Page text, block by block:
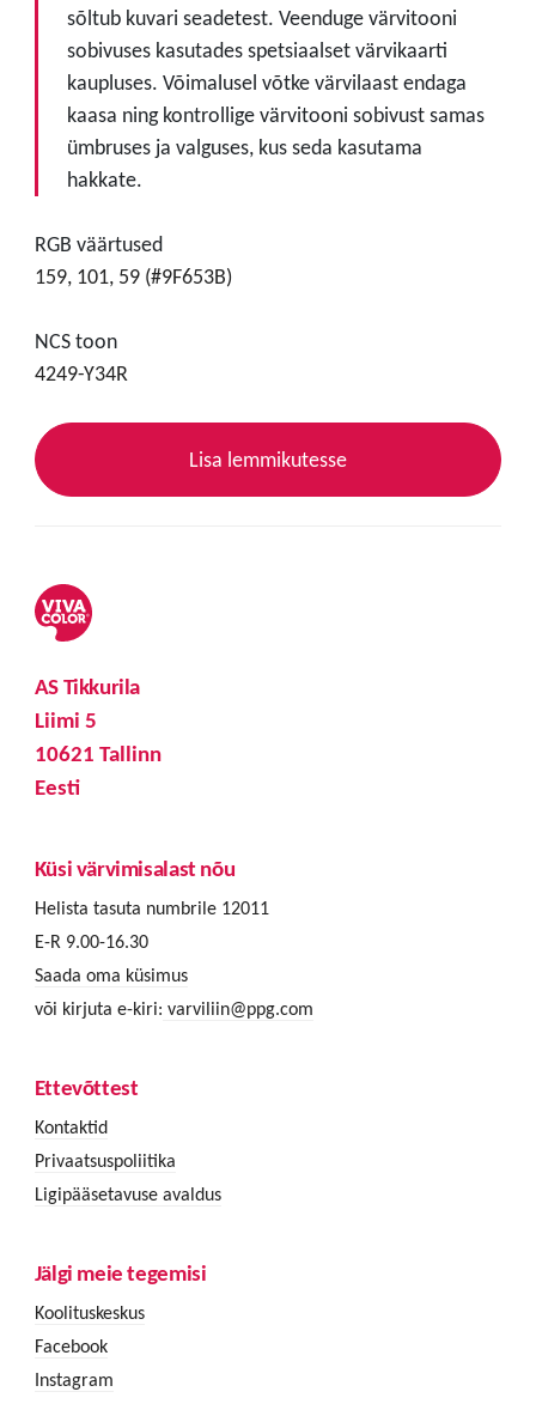
sõltub kuvari seadetest. Veenduge värvitooni
sobivuses kasutades spetsiaalset värvikaarti
kaupluses. Võimalusel võtke värvilaast endaga
kaasa ning kontrollige värvitooni sobivust samas
ümbruses ja valguses, kus seda kasutama
hakkate.
RGB väärtused
159, 101, 59 (#9F653B)
NCS toon
4249-Y34R
Lisa lemmikutesse
AS Tikkurila
Liimi 5
10621 Tallinn
Eesti
Küsi värvimisalast nõu
Helista tasuta numbrile 12011
E-R 9.00-16.30
Saada oma küsimus
või kirjuta e-kiri: varviliin@ppg.com
Ettevõttest
Kontaktid
Privaatsuspoliitika
Ligipääsetavuse avaldus
Jälgi meie tegemisi
Koolituskeskus
Facebook
Instagram